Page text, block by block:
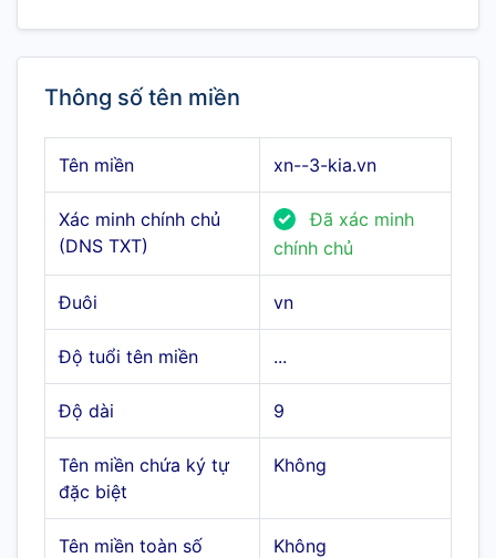
Thông số tên miền
Tên miền xn--3-kia.vn
Xác minh chính chủ
(DNS TXT)
Đã xác minh
chính chủ
Đuôi vn
Độ tuổi tên miền ...
Độ dài 9
Tên miền chứa ký tự
đặc biệt
Không
Tên miền toàn số Không